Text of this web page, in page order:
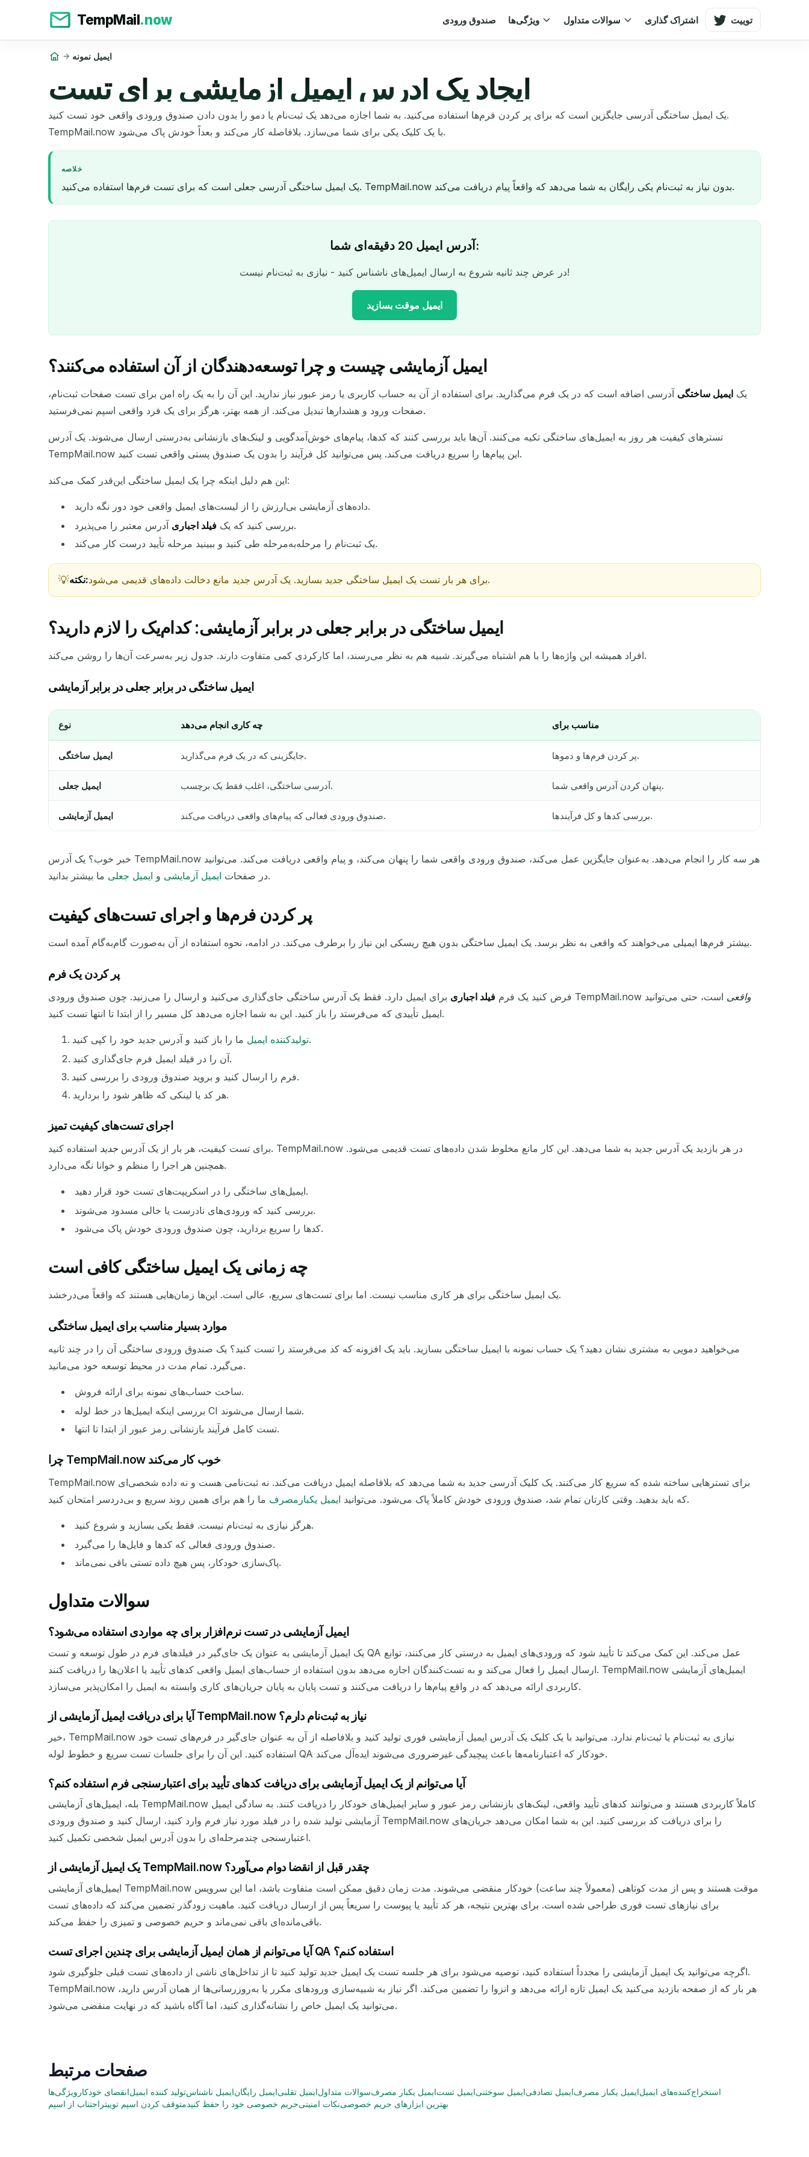
TempMail.now صندوق ورودی ویژگی‌ها سوالات متداول اشتراک گذاری توییت
ایمیل نمونه
ایجاد یک آدرس ایمیل آزمایشی برای تست
یک ایمیل ساختگی آدرسی جایگزین است که برای پر کردن فرم‌ها استفاده می‌کنید. به شما اجازه می‌دهد یک ثبت‌نام یا دمو را بدون دادن صندوق ورودی واقعی خود تست کنید.
TempMail.now با یک کلیک یکی برای شما می‌سازد. بلافاصله کار می‌کند و بعداً خودش پاک می‌شود.
خلاصه
یک ایمیل ساختگی آدرسی جعلی است که برای تست فرم‌ها استفاده می‌کنید. TempMail.now بدون نیاز به ثبت‌نام یکی رایگان به شما می‌دهد که واقعاً پیام دریافت می‌کند.
آدرس ایمیل 20 دقیقه‌ای شما:
در عرض چند ثانیه شروع به ارسال ایمیل‌های ناشناس کنید - نیازی به ثبت‌نام نیست!
ایمیل موقت بسازید
آدرس ایمیل موقت شما:
حذف انتخاب شده تغییر ایمیل به‌روزرسانی
فرستنده
در حال انتظار برای ایمیل‌های ورودی...
ایمیل آزمایشی چیست و چرا توسعه‌دهندگان از آن استفاده می‌کنند؟
یک ایمیل ساختگی آدرسی اضافه است که در یک فرم می‌گذارید. برای استفاده از آن به حساب کاربری یا رمز عبور نیاز ندارید. این آن را به یک راه امن برای تست صفحات ثبت‌نام،
صفحات ورود و هشدارها تبدیل می‌کند. از همه بهتر، هرگز برای یک فرد واقعی اسپم نمی‌فرستید.
تسترهای کیفیت هر روز به ایمیل‌های ساختگی تکیه می‌کنند. آن‌ها باید بررسی کنند که کدها، پیام‌های خوش‌آمدگویی و لینک‌های بازنشانی به‌درستی ارسال می‌شوند. یک آدرس
TempMail.now این پیام‌ها را سریع دریافت می‌کند. پس می‌توانید کل فرآیند را بدون یک صندوق پستی واقعی تست کنید.
این هم دلیل اینکه چرا یک ایمیل ساختگی این‌قدر کمک می‌کند:
داده‌های آزمایشی بی‌ارزش را از لیست‌های ایمیل واقعی خود دور نگه دارید.
بررسی کنید که یک فیلد اجباری
آدرس معتبر را می‌پذیرد.
یک ثبت‌نام را مرحله‌به‌مرحله طی کنید و ببینید مرحله تأیید درست کار می‌کند.
نکته: برای هر بار تست یک ایمیل ساختگی جدید بسازید. یک آدرس جدید مانع دخالت داده‌های قدیمی می‌شود.
ایمیل ساختگی در برابر جعلی در برابر آزمایشی: کدام‌یک را لازم دارید؟
افراد همیشه این واژه‌ها را با هم اشتباه می‌گیرند. شبیه هم به نظر می‌رسند، اما کارکردی کمی متفاوت دارند. جدول زیر به‌سرعت آن‌ها را روشن می‌کند.
ایمیل ساختگی در برابر جعلی در برابر آزمایشی
نوع چه کاری انجام می‌دهد مناسب برای
ایمیل ساختگی جایگزینی که در یک فرم می‌گذارید. پر کردن فرم‌ها و دموها.
ایمیل جعلی آدرسی ساختگی، اغلب فقط یک برچسب. پنهان کردن آدرس واقعی شما.
ایمیل آزمایشی صندوق ورودی فعالی که پیام‌های واقعی دریافت می‌کند. بررسی کدها و کل فرآیندها.
خبر خوب؟ یک آدرس TempMail.now هر سه کار را انجام می‌دهد. به‌عنوان جایگزین عمل می‌کند، صندوق ورودی واقعی شما را پنهان می‌کند، و پیام واقعی دریافت می‌کند. می‌توانید
در صفحات ایمیل آزمایشی و ایمیل جعلی ما بیشتر بدانید.
پر کردن فرم‌ها و اجرای تست‌های کیفیت
بیشتر فرم‌ها ایمیلی می‌خواهند که واقعی به نظر برسد. یک ایمیل ساختگی بدون هیچ ریسکی این نیاز را برطرف می‌کند. در ادامه، نحوه استفاده از آن به‌صورت گام‌به‌گام آمده است.
پر کردن یک فرم
فرض کنید یک فرم فیلد اجباری برای ایمیل دارد. فقط یک آدرس ساختگی جای‌گذاری می‌کنید و ارسال را می‌زنید. چون صندوق ورودی TempMail.now واقعی است، حتی می‌توانید
ایمیل تأییدی که می‌فرستد را باز کنید. این به شما اجازه می‌دهد کل مسیر را از ابتدا تا انتها تست کنید.
تولیدکننده ایمیلما را باز کنید و آدرس جدید خود را کپی کنید.
آن را در فیلد ایمیل فرم جای‌گذاری کنید.
فرم را ارسال کنید و بروید صندوق ورودی را بررسی کنید.
هر کد یا لینکی که ظاهر شود را بردارید.
اجرای تست‌های کیفیت تمیز
برای تست کیفیت، هر بار از یک آدرس جدید استفاده کنید. TempMail.now در هر بازدید یک آدرس جدید به شما می‌دهد. این کار مانع مخلوط شدن داده‌های تست قدیمی می‌شود.
همچنین هر اجرا را منظم و خوانا نگه می‌دارد.
ایمیل‌های ساختگی را در اسکریپت‌های تست خود قرار دهید.
بررسی کنید که ورودی‌های نادرست یا خالی مسدود می‌شوند.
کدها را سریع بردارید، چون صندوق ورودی خودش پاک می‌شود.
چه زمانی یک ایمیل ساختگی کافی است
یک ایمیل ساختگی برای هر کاری مناسب نیست. اما برای تست‌های سریع، عالی است. این‌ها زمان‌هایی هستند که واقعاً می‌درخشد.
موارد بسیار مناسب برای ایمیل ساختگی
می‌خواهید دمویی به مشتری نشان دهید؟ یک حساب نمونه با ایمیل ساختگی بسازید. باید یک افزونه که کد می‌فرستد را تست کنید؟ یک صندوق ورودی ساختگی آن را در چند ثانیه
می‌گیرد. تمام مدت در محیط توسعه خود می‌مانید.
ساخت حساب‌های نمونه برای ارائه فروش.
بررسی اینکه ایمیل‌ها در خط لوله CI شما ارسال می‌شوند.
تست کامل فرآیند بازنشانی رمز عبور از ابتدا تا انتها.
چرا TempMail.now خوب کار می‌کند
TempMail.now برای تسترهایی ساخته شده که سریع کار می‌کنند. یک کلیک آدرسی جدید به شما می‌دهد که بلافاصله ایمیل دریافت می‌کند. نه ثبت‌نامی هست و نه داده شخصی‌ای
که باید بدهید. وقتی کارتان تمام شد، صندوق ورودی خودش کاملاً پاک می‌شود. می‌توانید ایمیل یکبارمصرف ما را هم برای همین روند سریع و بی‌دردسر امتحان کنید.
هرگز نیازی به ثبت‌نام نیست. فقط یکی بسازید و شروع کنید.
صندوق ورودی فعالی که کدها و فایل‌ها را می‌گیرد.
پاک‌سازی خودکار، پس هیچ داده تستی باقی نمی‌ماند.
سوالات متداول
ایمیل آزمایشی در تست نرم‌افزار برای چه مواردی استفاده می‌شود؟
یک ایمیل آزمایشی به عنوان یک جای‌گیر در فیلدهای فرم در طول توسعه و تست QA عمل می‌کند. این کمک می‌کند تا تأیید شود که ورودی‌های ایمیل به درستی کار می‌کنند، توابع
ارسال ایمیل را فعال می‌کند و به تست‌کنندگان اجازه می‌دهد بدون استفاده از حساب‌های ایمیل واقعی کدهای تأیید یا اعلان‌ها را دریافت کنند. TempMail.now ایمیل‌های آزمایشی
کاربردی ارائه می‌دهد که در واقع پیام‌ها را دریافت می‌کنند و تست پایان به پایان جریان‌های کاری وابسته به ایمیل را امکان‌پذیر می‌سازد.
آیا برای دریافت ایمیل آزمایشی از TempMail.now نیاز به ثبت‌نام دارم؟
خیر، TempMail.now نیازی به ثبت‌نام یا ثبت‌نام ندارد. می‌توانید با یک کلیک یک آدرس ایمیل آزمایشی فوری تولید کنید و بلافاصله از آن به عنوان جای‌گیر در فرم‌های تست خود
استفاده کنید. این آن را برای جلسات تست سریع و خطوط لوله QA خودکار که اعتبارنامه‌ها باعث پیچیدگی غیرضروری می‌شوند ایده‌آل می‌کند.
آیا می‌توانم از یک ایمیل آزمایشی برای دریافت کدهای تأیید برای اعتبارسنجی فرم استفاده کنم؟
بله، ایمیل‌های آزمایشی TempMail.now کاملاً کاربردی هستند و می‌توانند کدهای تأیید واقعی، لینک‌های بازنشانی رمز عبور و سایر ایمیل‌های خودکار را دریافت کنند. به سادگی ایمیل
آزمایشی تولید شده را در فیلد مورد نیاز فرم وارد کنید، ارسال کنید و صندوق ورودی TempMail.now را برای دریافت کد بررسی کنید. این به شما امکان می‌دهد جریان‌های
اعتبارسنجی چندمرحله‌ای را بدون آدرس ایمیل شخصی تکمیل کنید.
یک ایمیل آزمایشی از TempMail.now چقدر قبل از انقضا دوام می‌آورد؟
ایمیل‌های آزمایشی TempMail.now موقت هستند و پس از مدت کوتاهی (معمولاً چند ساعت) خودکار منقضی می‌شوند. مدت زمان دقیق ممکن است متفاوت باشد، اما این سرویس
برای نیازهای تست فوری طراحی شده است. برای بهترین نتیجه، هر کد تأیید یا پیوست را سریعاً پس از ارسال دریافت کنید. ماهیت زودگذر تضمین می‌کند که داده‌های تست
باقی‌مانده‌ای باقی نمی‌ماند و حریم خصوصی و تمیزی را حفظ می‌کند.
آیا می‌توانم از همان ایمیل آزمایشی برای چندین اجرای تست QA استفاده کنم؟
اگرچه می‌توانید یک ایمیل آزمایشی را مجدداً استفاده کنید، توصیه می‌شود برای هر جلسه تست یک ایمیل جدید تولید کنید تا از تداخل‌های ناشی از داده‌های تست قبلی جلوگیری شود.
TempMail.now هر بار که از صفحه بازدید می‌کنید یک ایمیل تازه ارائه می‌دهد و انزوا را تضمین می‌کند. اگر نیاز به شبیه‌سازی ورودهای مکرر یا به‌روزرسانی‌ها از همان آدرس دارید،
می‌توانید یک ایمیل خاص را نشانه‌گذاری کنید، اما آگاه باشید که در نهایت منقضی می‌شود.
صفحات مرتبط
ویژگی‌ها انقضای خودکارتولید کننده ایمیلایمیل ناشناسایمیل رایگانایمیل تقلبیسوالات متداولایمیل یکبار مصرفایمیل تستایمیل سوختنیایمیل تصادفیایمیل یکبار مصرفاستخراج‌کننده‌های ایمیل
اجتناب از اسپم متوقف کردن اسپم توییترحریم خصوصی خود را حفظ کنیدنکات امنیتیبهترین ابزارهای حریم خصوصی